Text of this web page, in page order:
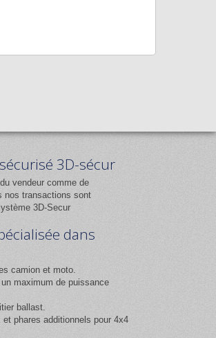
3D-sécur
vendeur comme de
nos transactions sont
3D-Secur
dans
camion et moto.
maximum de puissance
ballast.
phares additionnels pour 4x4